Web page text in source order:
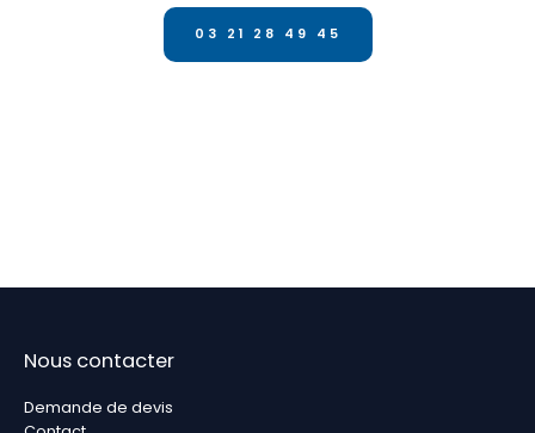
03 21 28 49 45
Nous contacter
Demande de devis